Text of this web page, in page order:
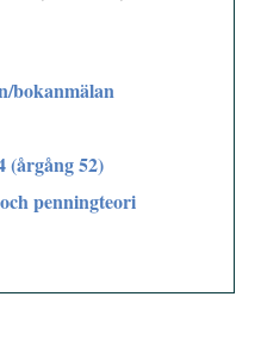
bokanmälan
(årgång 52)
penningteori